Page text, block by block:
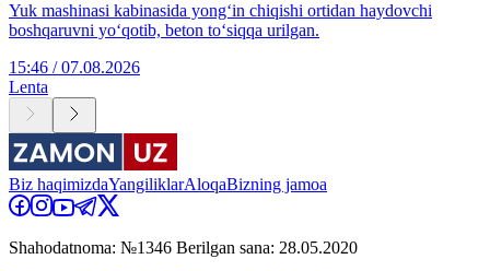
Yuk mashinasi kabinasida yong‘in chiqishi ortidan haydovchi
boshqaruvni yo‘qotib, beton to‘siqqa urilgan.
15:46 / 07.08.2026
Lenta
Biz haqimizdaYangiliklarAloqaBizning jamoa
Shahodatnoma: №1346 Berilgan sana: 28.05.2020